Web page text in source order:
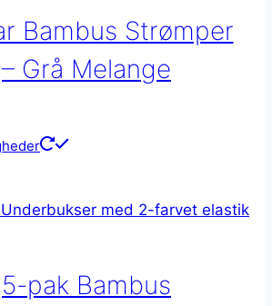
vælges
på
varesiden
Bambus Strømper
– Grå Melange
Dette
flere
kan
5-pak Bambus